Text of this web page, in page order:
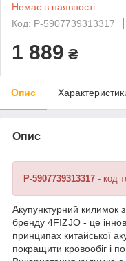
Немає в наявності
Код: P-5907739313317
1 889 ₴
Опис
Опис
P-5907739313317 - код
Акупунктурний килимок
бренду 4FIZJO - це
принципах китайської
покращити кровообіг і